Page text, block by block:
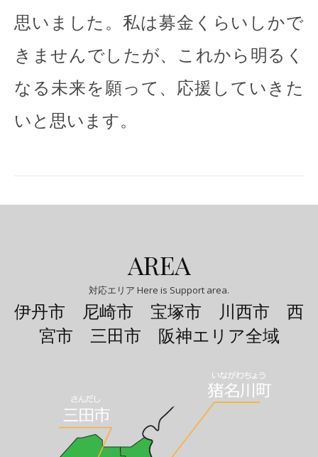
思いました。私は募金くらいしかで
きませんでしたが、これから明るく
なる未来を願って、応援していきた
いと思います。
AREA
対応エリア Here is Support area.
伊丹市 尼崎市 宝塚市 川西市 西
宮市 三田市 阪神エリア全域